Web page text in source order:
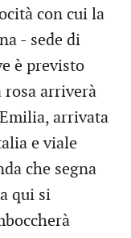
con cui la
- sede di
è previsto
rosa arriverà
arrivata
e viale
che segna
qui si